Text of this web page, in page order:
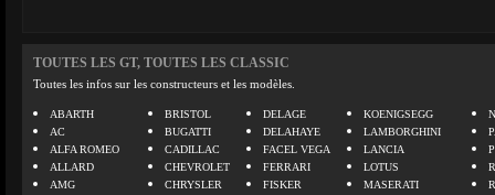
TOUTES LES GT, TOUTES LES CLASSIC
Toutes les infos sur les constructeurs et les modèles.
ABARTH
AC
ALFA ROMEO
ALLARD
AMG
BRISTOL
BUGATTI
CADILLAC
CHEVROLET
CHRYSLER
DELAGE
DELAHAYE
FACEL VEGA
FERRARI
FISKER
KOENIGSEGG
LAMBORGHINI
LANCIA
LOTUS
MASERATI